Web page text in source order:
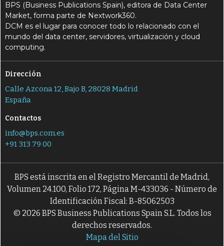
BPS (Business Publications Spain), editora de Data Center
Market, forma parte de Nextwork360.
DCM es el lugar para conocer todo lo relacionado con el
mundo del data center, servidores, virtualización y cloud
computing.
Dirección
Calle Azcona 12, Bajo B, 28028 Madrid
España
Contactos
info@bps.com.es
+91 313 79 00
BPS está inscrita en el Registro Mercantil de Madrid,
Volumen 24.100, Folio 172, Página M-433036 - Número de
Identificación Fiscal: B-85062503
© 2026 BPS Business Publications Spain S.L. Todos los
derechos reservados.
Mapa del Sitio